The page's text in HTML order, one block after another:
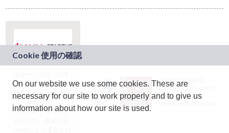
ドコモグループの新
規事業創出プログラ
ム「docomo
STARTUP」を通じて
JASRAC許諾番号：
9024936001Y45037
JASRAC許諾番号：
On our website we use some cookies. These are
necessary for our site to work properly and to give us
information about how our site is used.